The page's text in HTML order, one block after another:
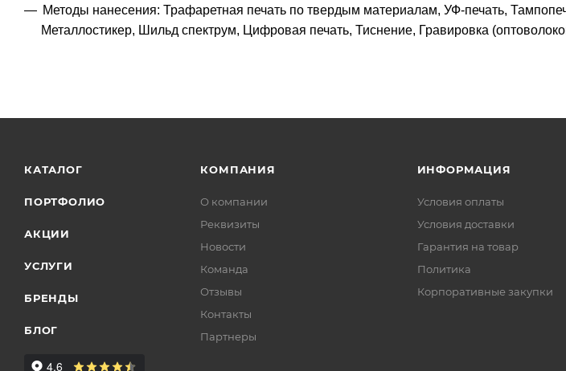
Методы нанесения: Трафаретная печать по твердым материалам, УФ-печать,
Металлостикер, Шильд спектрум, Цифровая печать, Тиснение, Гравировка
КАТАЛОГ
ПОРТФОЛИО
АКЦИИ
УСЛУГИ
БРЕНДЫ
БЛОГ
КОМПАНИЯ
О компании
Реквизиты
Новости
Команда
Отзывы
Контакты
Партнеры
ИНФОРМАЦИЯ
Условия оплаты
Условия доставки
Гарантия на товар
Политика
Корпоративные закупки